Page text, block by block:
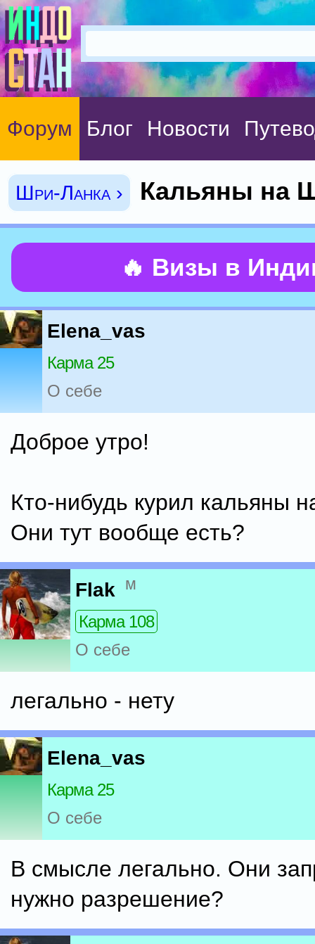
Форум Блог Новости
Шри-Ланка › Кальяны на
🔥 Визы в
Elena_vas
Карма 25
О себе
Доброе утро!
Кто-нибудь курил кальяны
Они тут вообще есть?
Flak м
Карма 108
О себе
легально - нету
Elena_vas
Карма 25
О себе
В смысле легально. Они
нужно разрешение?